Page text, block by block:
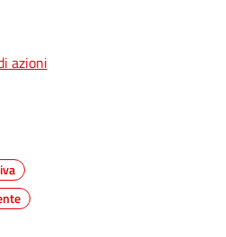
azioni